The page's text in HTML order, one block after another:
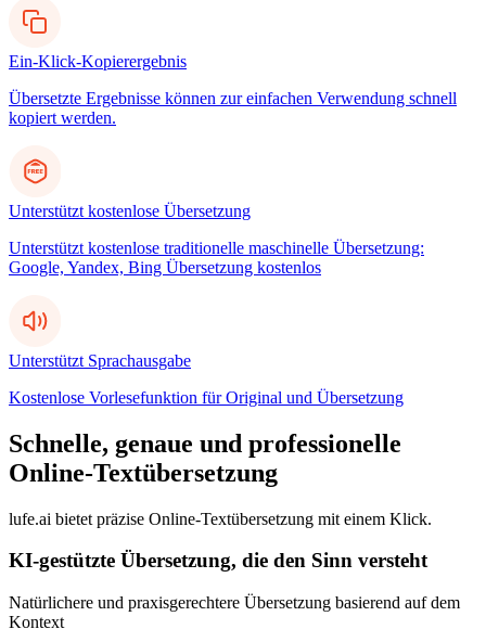
Ein-Klick-Kopierergebnis
Übersetzte Ergebnisse können zur einfachen Verwendung schnell
kopiert werden.
Unterstützt kostenlose Übersetzung
Unterstützt kostenlose traditionelle maschinelle Übersetzung:
Google, Yandex, Bing Übersetzung kostenlos
Unterstützt Sprachausgabe
Kostenlose Vorlesefunktion für Original und Übersetzung
Schnelle, genaue und professionelle
Online-Textübersetzung
lufe.ai bietet präzise Online-Textübersetzung mit einem Klick.
KI-gestützte Übersetzung, die den Sinn versteht
Natürlichere und praxisgerechtere Übersetzung basierend auf dem
Kontext